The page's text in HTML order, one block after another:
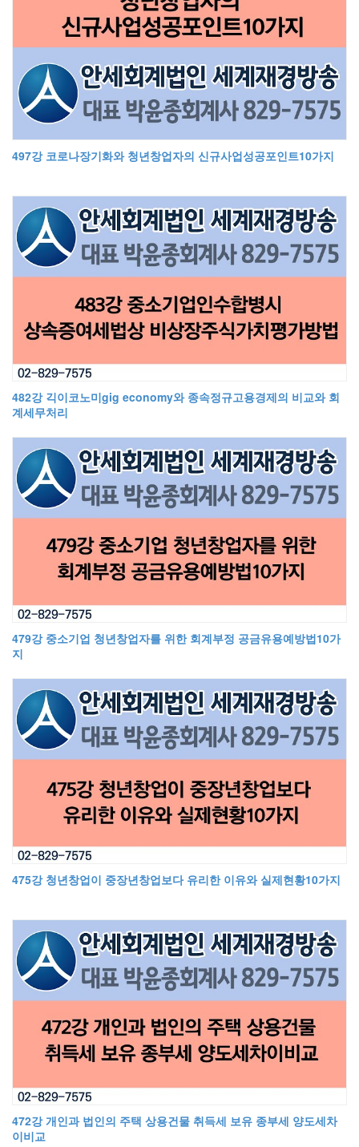
497강 코로나장기화와 청년창업자의 신규사업성공포인트10가지
482강 긱이코노미gig economy와 종속정규고용경제의 비교와 회
계세무처리
479강 중소기업 청년창업자를 위한 회계부정 공금유용예방법10가
지
475강 청년창업이 중장년창업보다 유리한 이유와 실제현황10가지
472강 개인과 법인의 주택 상용건물 취득세 보유 종부세 양도세차
이비교